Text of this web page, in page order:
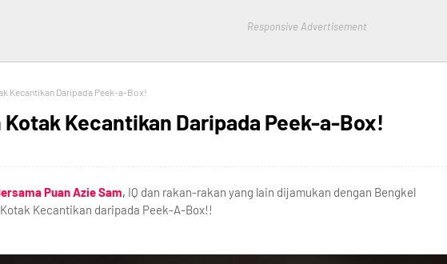
Responsive Advertisement
Kecantikan Daripada Peek-a-Box!
Kecantikan Daripada Peek-a-Box!
Puan Azie Sam, IQ dan rakan-rakan yang lain dijamukan dengan Bengkel
Kecantikan daripada Peek-A-Box!!